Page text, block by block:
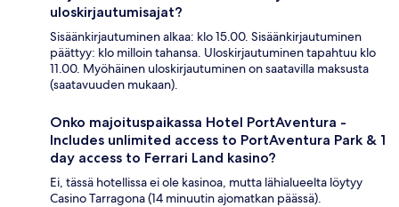
uloskirjautumisajat?
Sisäänkirjautuminen alkaa: klo 15.00. Sisäänkirjautuminen
päättyy: klo milloin tahansa. Uloskirjautuminen tapahtuu klo
11.00. Myöhäinen uloskirjautuminen on saatavilla maksusta
(saatavuuden mukaan).
Onko majoituspaikassa Hotel PortAventura -
Includes unlimited access to PortAventura Park & 1
day access to Ferrari Land kasino?
Ei, tässä hotellissa ei ole kasinoa, mutta lähialueelta löytyy
Casino Tarragona (14 minuutin ajomatkan päässä).